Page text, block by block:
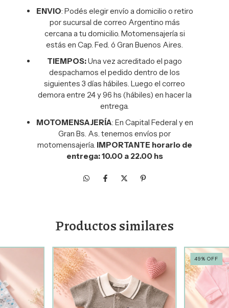
ENVIO: Podés elegir envío a domicilio o retiro
por sucursal de correo Argentino más
cercana a tu domicilio. Motomensajería si
estás en Cap. Fed. ó Gran Buenos Aires.
TIEMPOS:Una vez acreditado el pago
despachamos el pedido dentro de los
siguientes 3 días hábiles. Luego el correo
demora entre 24 y 96 hs (hábiles) en hacer la
entrega.
MOTOMENSAJERÍA: En Capital Federal y en
Gran Bs. As. tenemos envíos por
motomensajería. IMPORTANTE horario de
entrega: 10.00 a 22.00 hs
Productos similares
49%OFF